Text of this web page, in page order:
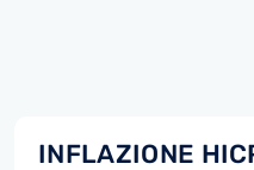
INFLAZIONE